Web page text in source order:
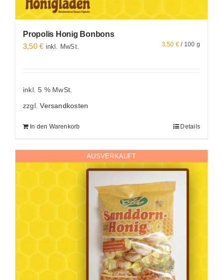
Propolis Honig Bonbons
3,50€ inkl. MwSt. 3,50 € / 100 g
inkl. 5 % MwSt.
zzgl.Versandkosten
In den Warenkorb Details
AUSVERKAUFT